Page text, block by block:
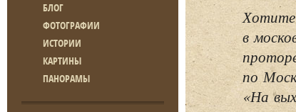
БЛОГ
ФОТОГРАФИИ
ИСТОРИИ
КАРТИНЫ
ПАНОРАМЫ
Хотите
в
по
«На